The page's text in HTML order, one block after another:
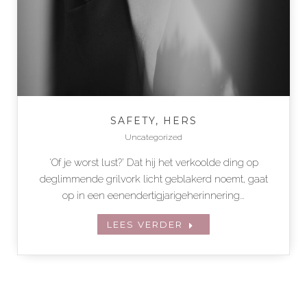
SAFETY, HERS
Uncategorized
‘Of je worst lust?’ Dat hij het verkoolde ding op
deglimmende grilvork licht geblakerd noemt, gaat
op in een eenendertigjarigeherinnering…
LEES VERDER